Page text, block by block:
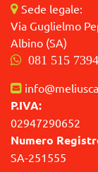
Sede legale:
Via Guglielmo
Albino (SA)
081 515 7394
P.IVA:
02947290652
Numero
SA-251555